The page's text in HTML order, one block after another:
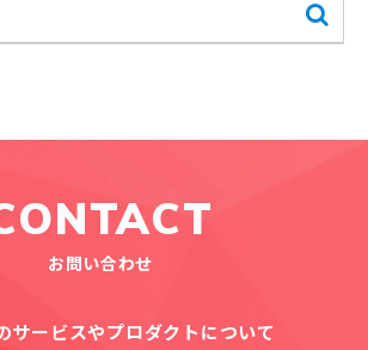
お問い合わせ
ービスやプロダクトについて